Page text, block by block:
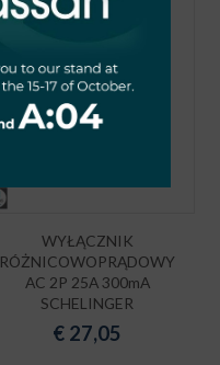
WYŁĄCZNIK
RÓŻNICOWOPRĄDOWY
AC 2P 25A 300mA
SCHELINGER
€ 27,05